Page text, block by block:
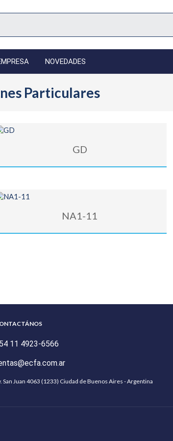
NOVEDADES
Particulares
GD
NA1-11
11 4923-6566
San Juan 4063 (1233) Ciudad de Buenos Aires - Argentina